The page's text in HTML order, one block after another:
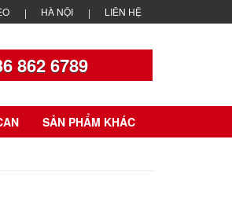
HÀ NỘI LIÊN HỆ
862 6789
SẢN PHẨM KHÁC